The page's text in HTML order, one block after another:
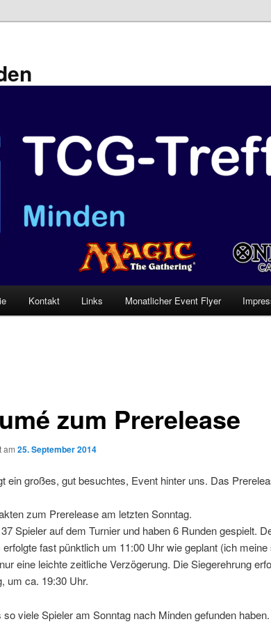
Kontakt Links Monatlicher Event Flyer
zum Prerelease
am 25. September 2014
ein großes, gut besuchtes, Event hinter uns. Das
zum Prerelease am letzten Sonntag.
Spieler auf dem Turnier und haben 6 Runden gespielt.
fast pünktlich um 11:00 Uhr wie geplant (ich
eine leichte zeitliche Verzögerung. Die Siegerehrung
um ca. 19:30 Uhr.
viele Spieler am Sonntag nach Minden gefunden haben.